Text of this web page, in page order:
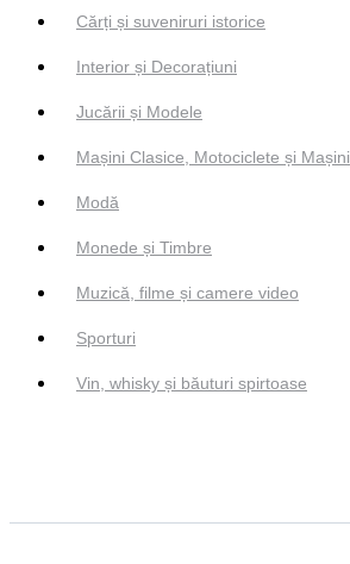
Cărți și suveniruri istorice
Interior și Decorațiuni
Jucării și Modele
Mașini Clasice, Motociclete și Mașini
Modă
Monede și Timbre
Muzică, filme și camere video
Sporturi
Vin, whisky și băuturi spirtoase